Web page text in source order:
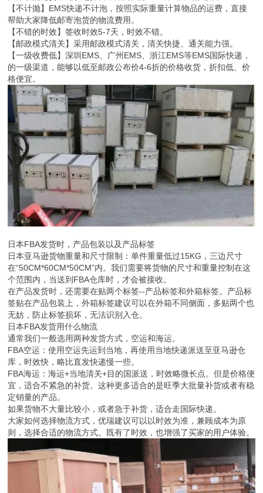
【不计抛】EMS快递不计泡，按照实际重量计算物品的运费，直接
帮助大家降低邮寄泡货的物流费用。
【不错的时效】签收时效5-7天，时效不错。
【邮政模式清关】采用邮政模式清关，清关快捷、通关能力强。
【一级收费低】深圳EMS、广州EMS、浙江EMS等EMS国际快递，
的一级渠道，能够以低至邮政公布价4-6折的价格收货，折扣低、价
格便宜。
日本FBA发货时，产品包装以及产品标签
日本亚马逊货物重量和尺寸限制：单件重量低过15KG，三边尺寸
在“50CM*60CM*50CM”内。我们需要将货物的尺寸和重量控制在这
个范围内，当送到FBA仓库时，才会被接收。
在产品发货时，还需要在贴两个标签--产品标签和外箱标签。产品标
签贴在产品包装上，外箱标签建议可以在外箱不同侧面，多贴两个也
无妨，防止标签损坏，无法识别入仓。
日本FBA发货用什么物流
通常我们一般选用两种发货方式，空运和海运。
FBA空运：使用空运先运到当地，再使用当地快递派送至亚马逊仓
库，时效快，略比直发快递慢一些。
FBA海运：海运+当地清关+目的国派送，时效略微长点。但是价格便
宜，适合不紧急的补货。这种更多适合的是旺季大批量补货或者有稳
定销量的产品。
如果货物不大量比较小，或者急于补货，适合走国际快递。
大家如何选择物流方式，优瑞建议可以以时效为准，兼顾成本为原
则，选择合适的物流方式。既有了时效，也增强了买家的用户体验。